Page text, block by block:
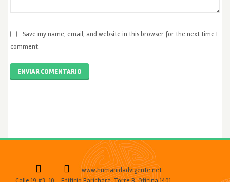
Save my name, email, and website in this browser for the next time I
comment.
ENVIAR COMENTARIO
www.humanidadvigente.net